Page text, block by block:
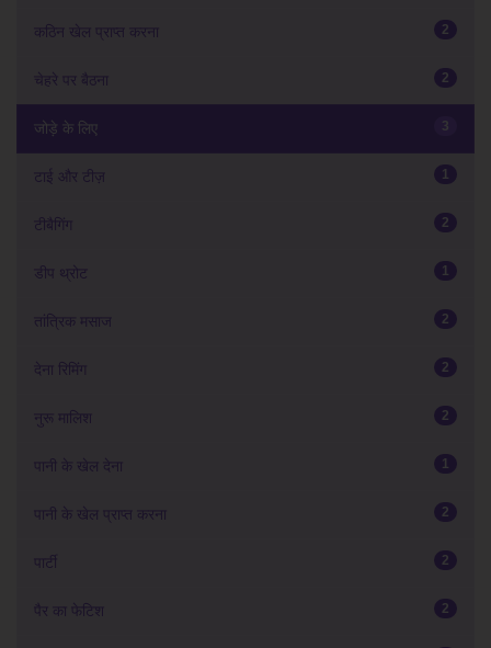
कठिन खेल प्राप्त करना 2
चेहरे पर बैठना 2
जोड़े के लिए 3
टाई और टीज़ 1
टीबैगिंग 2
डीप थ्रोट 1
तांत्रिक मसाज 2
देना रिमिंग 2
नुरू मालिश 2
पानी के खेल देना 1
पानी के खेल प्राप्त करना 2
पार्टी 2
पैर का फेटिश 2